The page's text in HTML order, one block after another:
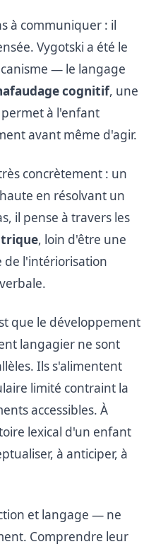
à communiquer : il
Vygotski a été le
— le langage
cognitif, une
à l'enfant
avant même d'agir.
concrètement : un
en résolvant un
il pense à travers les
, loin d'être une
de l'intériorisation
que le développement
langagier ne sont
Ils s'alimentent
limité contraint la
accessibles. À
lexical d'un enfant
à anticiper, à
et langage — ne
Comprendre leur